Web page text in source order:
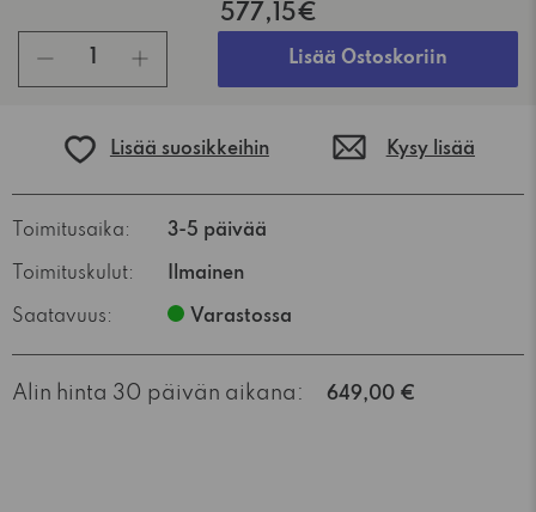
577,15€
Lisää Ostoskoriin
Lisää suosikkeihin Kysy lisää
Toimitusaika: 3-5 päivää
Toimituskulut: Ilmainen
Saatavuus: Varastossa
Alin hinta 30 päivän aikana: 649,00 €